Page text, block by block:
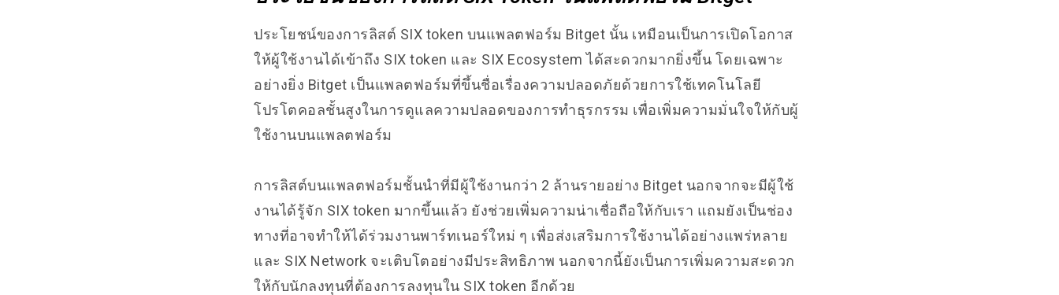
ประโยชน์ของการลิสต์ SIX token บนแพลตฟอร์ม Bitget นั้น เหมือนเป็นการเปิดโอกาส
ให้ผู้ใช้งานได้เข้าถึง SIX token และ SIX Ecosystem ได้สะดวกมากยิ่งขึ้น โดยเฉพาะ
อย่างยิ่ง Bitget เป็นแพลตฟอร์มที่ขึ้นชื่อเรื่องความปลอดภัยด้วยการใช้เทคโนโลยี
โปรโตคอลชั้นสูงในการดูแลความปลอดของการทำธุรกรรม เพื่อเพิ่มความมั่นใจให้กับผู้
ใช้งานบนแพลตฟอร์ม
การลิสต์บนแพลตฟอร์มชั้นนำที่มีผู้ใช้งานกว่า 2 ล้านรายอย่าง Bitget นอกจากจะมีผู้ใช้
งานได้รู้จัก SIX token มากขึ้นแล้ว ยังช่วยเพิ่มความน่าเชื่อถือให้กับเรา แถมยังเป็นช่อง
ทางที่อาจทำให้ได้ร่วมงานพาร์ทเนอร์ใหม่ ๆ เพื่อส่งเสริมการใช้งานได้อย่างแพร่หลาย
และ SIX Network จะเติบโตอย่างมีประสิทธิภาพ นอกจากนี้ยังเป็นการเพิ่มความสะดวก
ให้กับนักลงทุนที่ต้องการลงทุนใน SIX token อีกด้วย